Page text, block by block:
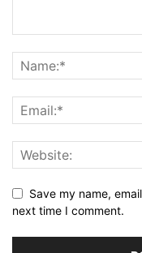
Save my name,
next time I comment.